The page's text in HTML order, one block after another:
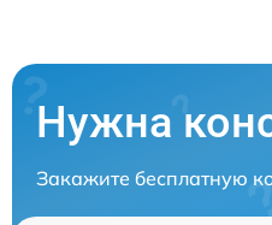
Нужна
Закажите бесплатную